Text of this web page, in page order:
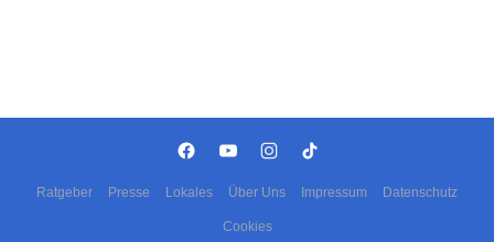
Ratgeber Presse Lokales Über Uns Impressum Datenschutz
Cookies